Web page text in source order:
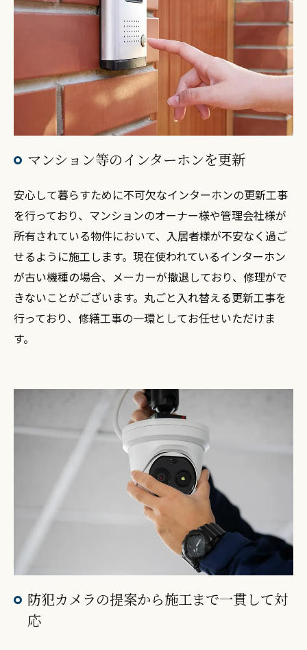
マンション等のインターホンを更新
安心して暮らすために不可欠なインターホンの更新工事
を行っており、マンションのオーナー様や管理会社様が
所有されている物件において、入居者様が不安なく過ご
せるように施工します。現在使われているインターホン
が古い機種の場合、メーカーが撤退しており、修理がで
きないことがございます。丸ごと入れ替える更新工事を
行っており、修繕工事の一環としてお任せいただけま
す。
防犯カメラの提案から施工まで一貫して対
応